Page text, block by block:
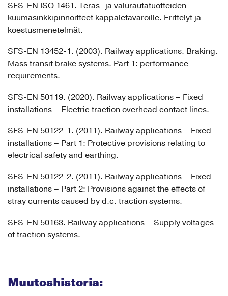
SFS-EN ISO 1461. Teräs- ja valurautatuotteiden
kuumasinkkipinnoitteet kappaletavaroille. Erittelyt ja
koestusmenetelmät.
SFS-EN 13452-1. (2003). Railway applications. Braking.
Mass transit brake systems. Part 1: performance
requirements.
SFS-EN 50119. (2020). Railway applications – Fixed
installations – Electric traction overhead contact lines.
SFS-EN 50122-1. (2011). Railway applications – Fixed
installations – Part 1: Protective provisions relating to
electrical safety and earthing.
SFS-EN 50122-2. (2011). Railway applications – Fixed
installations – Part 2: Provisions against the effects of
stray currents caused by d.c. traction systems.
SFS-EN 50163. Railway applications – Supply voltages
of traction systems.
Muutoshistoria: